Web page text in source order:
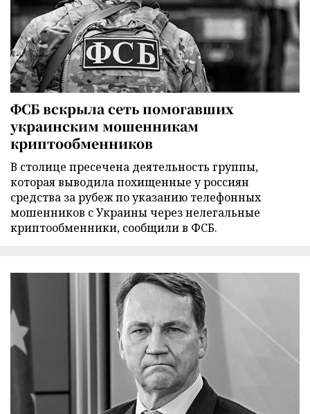
ФСБ вскрыла сеть помогавших
украинским мошенникам
криптообменников
В столице пресечена деятельность группы,
которая выводила похищенные у россиян
средства за рубеж по указанию телефонных
мошенников с Украины через нелегальные
криптообменники, сообщили в ФСБ.